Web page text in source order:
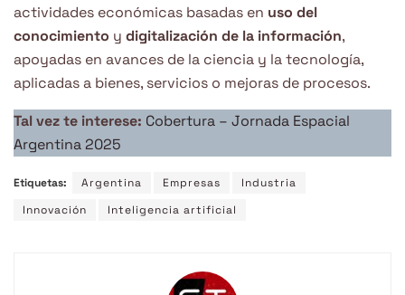
actividades económicas basadas en uso del
conocimiento y digitalización de la información,
apoyadas en avances de la ciencia y la tecnología,
aplicadas a bienes, servicios o mejoras de procesos.
Tal vez te interese: Cobertura – Jornada Espacial
Argentina 2025
Etiquetas: Argentina Empresas
Industria
Innovación
Inteligencia artificial